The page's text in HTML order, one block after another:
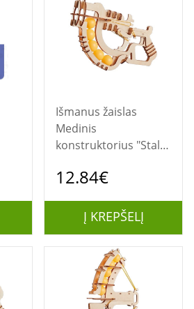
Išmanus žaislas
Medinis
konstruktorius "Stalo
šaudyklė"
12.84€
Į KREPŠELĮ